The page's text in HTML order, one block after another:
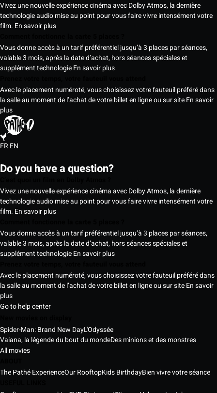
Vivez une nouvelle expérience cinéma avec Dolby Atmos, la dernière
technologie audio mise au point pour vous faire vivre intensément votre
film. En savoir plus
Vous donne accès à un tarif préférentiel jusqu’à 3 places par séances,
valable 3 mois, après la date d’achat, hors séances spéciales et
supplément technologieEn savoir plus
Avec le placement numéroté, vous choisissez votre fauteuil préféré dans
la salle au moment de l’achat de votre billet en ligne ou sur siteEn savoir
plus
FREN
Do you have a question?
Vivez une nouvelle expérience cinéma avec Dolby Atmos, la dernière
technologie audio mise au point pour vous faire vivre intensément votre
film. En savoir plus
Vous donne accès à un tarif préférentiel jusqu’à 3 places par séances,
valable 3 mois, après la date d’achat, hors séances spéciales et
supplément technologieEn savoir plus
Avec le placement numéroté, vous choisissez votre fauteuil préféré dans
la salle au moment de l’achat de votre billet en ligne ou sur siteEn savoir
plus
Go to help center
Spider-Man: Brand New DayL'Odyssée
Vaiana, la légende du bout du mondeDes minions et des monstres
All movies
The Pathé ExperienceOur RooftopKids BirthdayBien vivre votre séance